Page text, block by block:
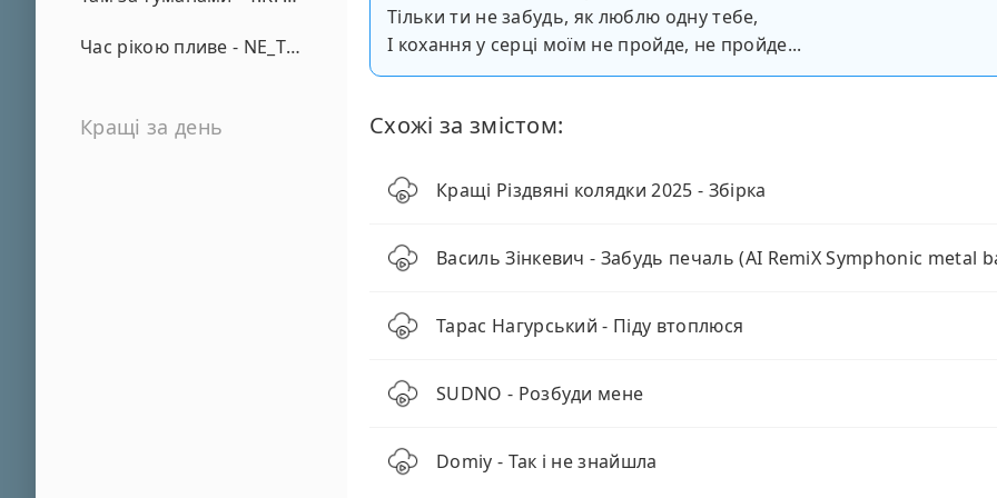
Час рікою пливе - NE_TVOYA_MRIYA
Кращі за день
Тільки ти не забудь, як люблю одну тебе,
І кохання у серці моїм не пройде, не пройде...
Схожі за змістом:
Кращі Різдвяні колядки 2025 - Збірка
Василь Зінкевич - Забудь печаль (AI RemiX Symphonic metal
Тарас Нагурський - Піду втоплюся
SUDNO - Розбуди мене
Domiy - Так і не знайшла